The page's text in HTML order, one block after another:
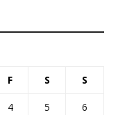
F S S
4 5
6